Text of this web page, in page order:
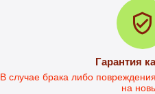
Гарантия
В случае брака либо
на